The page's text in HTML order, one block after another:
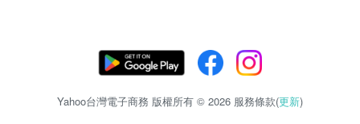
Yahoo台灣電子商務 版權所有 © 2026 服務條款(更新)